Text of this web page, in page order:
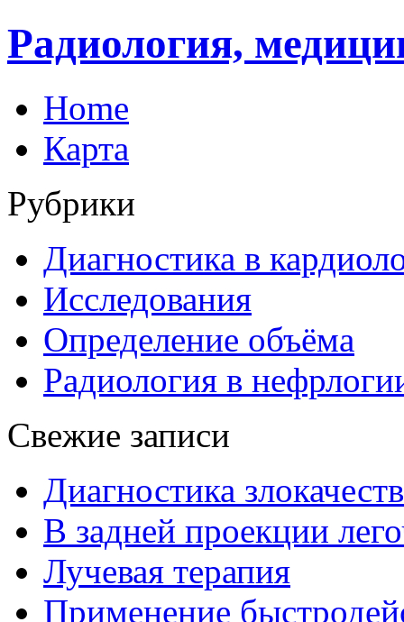
Радиология,
Home
Карта
Рубрики
Диагностика в
Исследования
Определение объёма
Радиология в
Свежие записи
Диагностика
В задней проекции
Лучевая терапия
Применение